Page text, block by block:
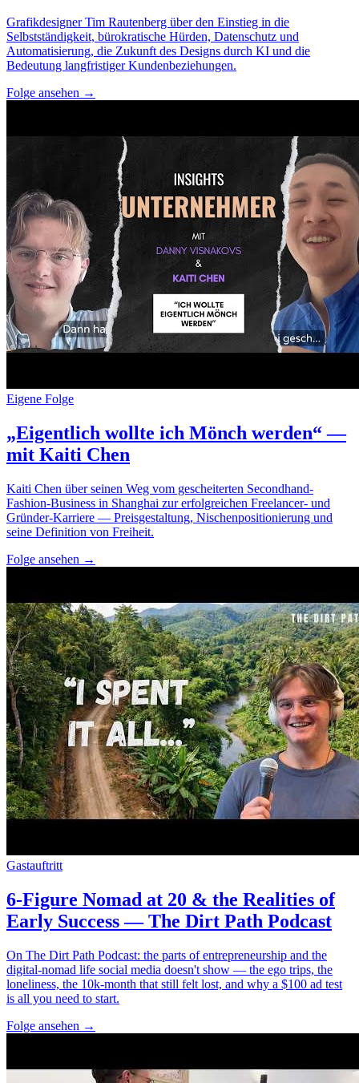
Grafikdesigner Tim Rautenberg über den Einstieg in die
Selbstständigkeit, bürokratische Hürden, Datenschutz und
Automatisierung, die Zukunft des Designs durch KI und die
Bedeutung langfristiger Kundenbeziehungen.
Folge ansehen →
Eigene Folge
„Eigentlich wollte ich Mönch werden“ —
mit Kaiti Chen
Kaiti Chen über seinen Weg vom gescheiterten Secondhand-
Fashion-Business in Shanghai zur erfolgreichen Freelancer- und
Gründer-Karriere — Preisgestaltung, Nischenpositionierung und
seine Definition von Freiheit.
Folge ansehen →
Gastauftritt
6-Figure Nomad at 20 & the Realities of
Early Success — The Dirt Path Podcast
On The Dirt Path Podcast: the parts of entrepreneurship and the
digital-nomad life social media doesn't show — the ego trips, the
loneliness, the 10k-month that still felt lost, and why a $100 ad test
is all you need to start.
Folge ansehen →